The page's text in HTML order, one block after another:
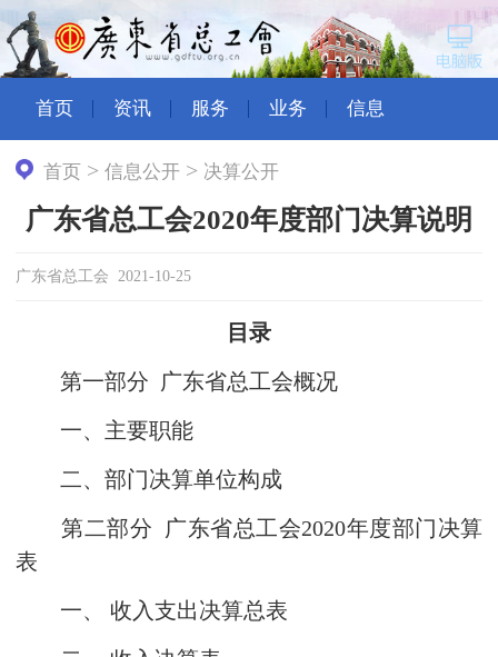
首页 资讯 服务 业务 信息
首页 >信息公开 > 决算公开
广东省总工会2020年度部门决算说明
广东省总工会 2021-10-25
目录
第一部分 广东省总工会概况
一、主要职能
二、部门决算单位构成
第二部分 广东省总工会2020年度部门决算
表
一、 收入支出决算总表